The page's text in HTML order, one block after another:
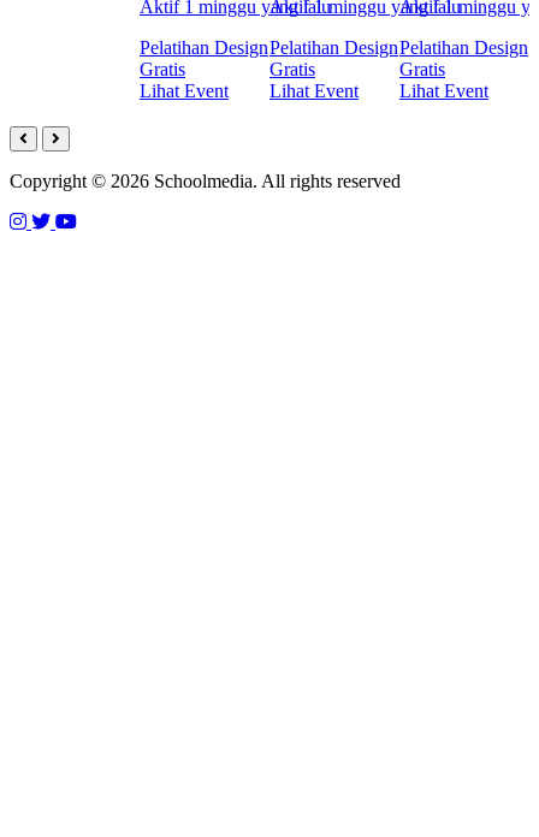
Aktif 1 minggu yang lalu
Pelatihan Design
Gratis
Lihat Event
Aktif 1 minggu yang lalu
Pelatihan Design
Gratis
Lihat Event
Aktif 1 minggu
Pelatihan Design
Gratis
Lihat Event
Copyright © 2026 Schoolmedia. All rights reserved